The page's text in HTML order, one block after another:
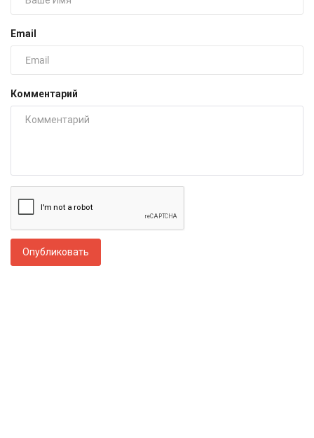
Email
Комментарий
Опубликовать